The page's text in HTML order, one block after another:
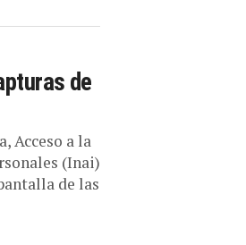
de
Acceso a la
(Inai)
de las